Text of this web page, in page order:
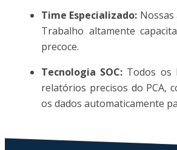
Time Especializado:
Trabalho altamente
precoce.
Tecnologia SOC: Todos os
relatórios precisos do PCA,
os dados automaticamente